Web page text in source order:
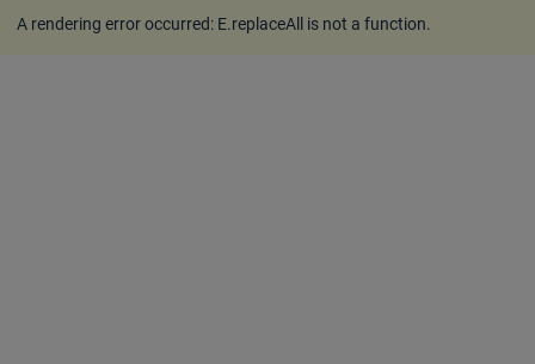
A rendering error occurred: E.replaceAll is not a function.